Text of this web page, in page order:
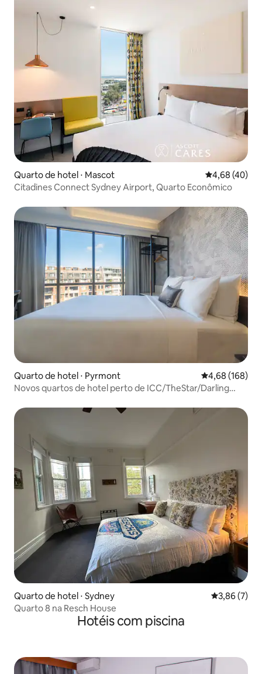
Quarto de hotel ⋅ Mascot 4,68 de uma
4,68 (40)
Citadines Connect Sydney Airport, Quarto Econômico
Quarto de hotel ⋅ Pyrmont 4,68 de uma
4,68 (168)
Novos quartos de hotel perto de ICC/TheStar/Darling
Quarto de hotel ⋅ Sydney 3,86 de
3,86 (7)
Quarto 8 na Resch House
Hotéis com piscina